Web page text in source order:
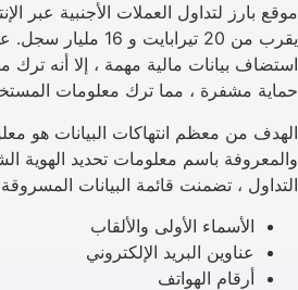
موقع بارز لتداول العملات الأجنبية عبر
يقرب من 20 تيرابايت
استضاف بيانات مالية مهمة ، إلا أنه ترك
حماية مشفرة ، مما ترك معلومات
الهدف من معظم انتهاكات البيانات هو
والمعروفة باسم معلومات تحديد الهوية
التداول ، تضمنت قائمة البيانات
الأسماء الأولى والألقاب
عناوين البريد الإلكتروني
أرقام الهواتف